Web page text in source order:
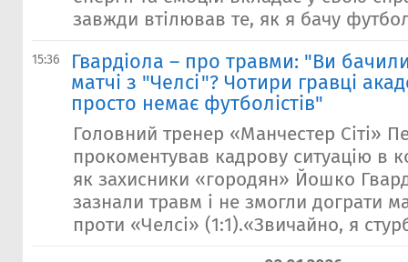
завжди втілював те, як я бачу
15:36
Гвардіола – про травми: "Ви
матчі з "Челсі"? Чотири гравці
просто немає футболістів"
Головний тренер «Манчестер Сіті»
прокоментував кадрову ситуацію в
як захисники «городян» Йошко
зазнали травм і не змогли дограти
проти «Челсі» (1:1).«Звичайно, я